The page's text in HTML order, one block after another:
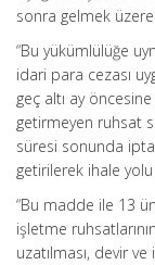
sonra gelmek
“Bu yükümlülüğe
idari para cezası
geç altı ay
getirmeyen ruhsat
süresi sonunda
getirilerek ihale yolu
“Bu madde ile 13
işletme
uzatılması, devir